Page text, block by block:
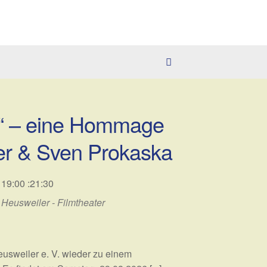
– eine Hommage
& Sven Prokaska
19:00 :21:30
Heusweiler - Filmtheater
e. V. wieder zu einem